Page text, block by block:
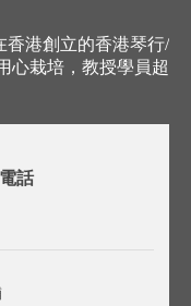
香港創立的香港琴行/
心栽培，教授學員超
話